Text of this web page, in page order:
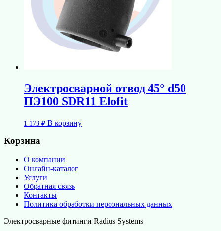
Электросварной отвод 45° d50
ПЭ100 SDR11 Elofit
1 173 ₽ В корзину
Корзина
О компании
Онлайн-каталог
Услуги
Обратная связь
Контакты
Политика обработки персональных данных
Электросварные фитинги Radius Systems